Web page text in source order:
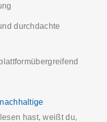
durchdachte
hast, weißt du,